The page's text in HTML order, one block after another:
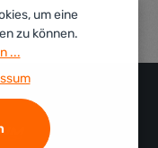
um eine
zu können.
...